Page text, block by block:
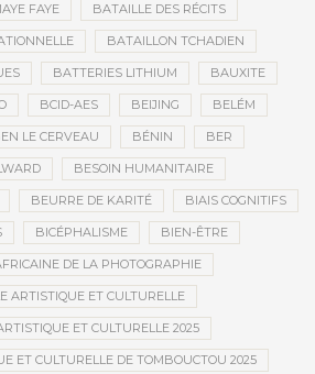
FAYE BATAILLE DES RÉCITS
BATAILLON TCHADIEN
BATTERIES LITHIUM BAUXITE
BCID-AES BEIJING BELÉM
LE CERVEAU BÉNIN BER
BESOIN HUMANITAIRE
BEURRE DE KARITÉ BIAIS COGNITIFS
BICÉPHALISME BIEN-ÊTRE
DE LA PHOTOGRAPHIE
ARTISTIQUE ET CULTURELLE
ET CULTURELLE 2025
ET CULTURELLE DE TOMBOUCTOU 2025